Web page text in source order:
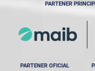
PARTENER
PARTENER OFICIAL